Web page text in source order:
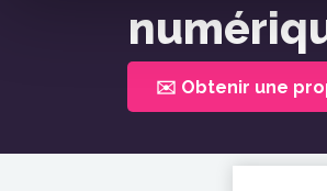
✉️ Obtenir une